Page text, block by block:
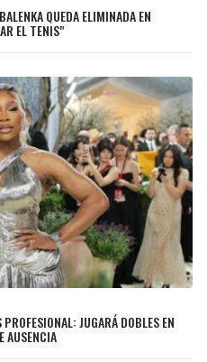
QUEDA ELIMINADA EN
EL TENIS"
JUGARÁ DOBLES EN
AUSENCIA